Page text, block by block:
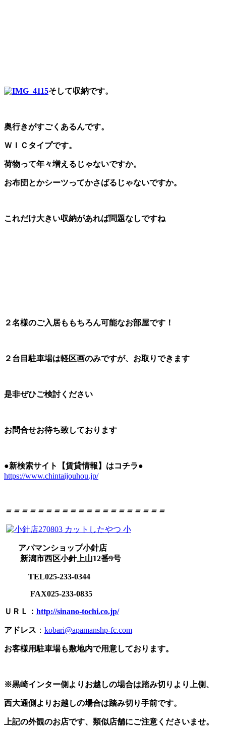
そして収納です。
奥行きがすごくあるんです。
ＷＩＣタイプです。
荷物って年々増えるじゃないですか。
お布団とかシーツってかさばるじゃないですか。
これだけ大きい収納があれば問題なしですね
２名様のご入居ももちろん可能なお部屋です！
２台目駐車場は軽区画のみですが、お取りできます
是非ぜひご検討ください
お問合せお待ち致しております
●新検索サイト【賃貸情報】はコチラ●
https://www.chintaijouhou.jp/
＝＝＝＝＝＝＝＝＝＝＝＝＝＝＝＝＝＝＝＝
アパマンショップ小針店
新潟市西区小針上山12番9号
TEL025-233-0344
FAX025-233-0835
ＵＲＬ： http://sinano-tochi.co.jp/
アドレス ： kobari@apamanshp-fc.com
お客様用駐車場も敷地内で用意しております。
※黒崎インター側よりお越しの場合は踏み切りより上側、
西大通側よりお越しの場合は踏み切り手前です。
上記の外観のお店です、類似店舗にご注意くださいませ。